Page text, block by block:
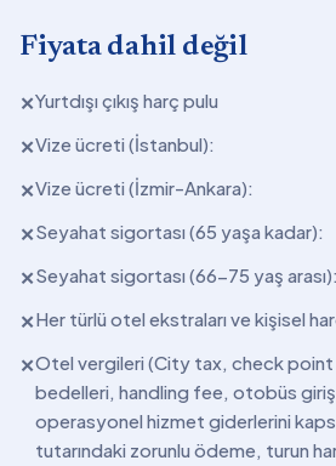
Fiyata dahil değil
✕Yurtdışı çıkış harç pulu
✕Vize ücreti (İstanbul):
✕Vize ücreti (İzmir-Ankara):
✕Seyahat sigortası (65 yaşa kadar):
✕Seyahat sigortası (66-75 yaş arası):
✕Her türlü otel ekstraları ve kişisel
✕Otel vergileri (City tax, check
bedelleri, handling fee, otobüs
operasyonel hizmet giderlerini
tutarındaki zorunlu ödeme, turun